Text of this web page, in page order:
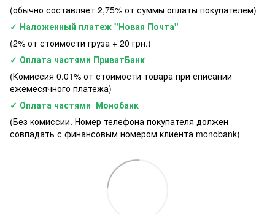
(обычно составляет 2,75% от суммы оплаты покупателем)
✓ Наложенный платеж "Новая Почта"
(2% от стоимости груза + 20 грн.)
✓ Оплата частями ПриватБанк
(Комиссия 0.01% от стоимости товара при списании
ежемесячного платежа)
✓ Оплата частями Монобанк
(Без комиссии. Номер телефона покупателя должен
совпадать с финансовым номером клиента monobank)